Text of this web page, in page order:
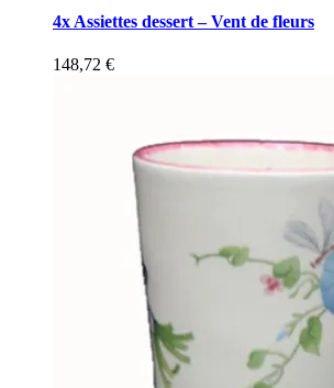
4x Assiettes dessert – Vent de fleurs
148,72 €